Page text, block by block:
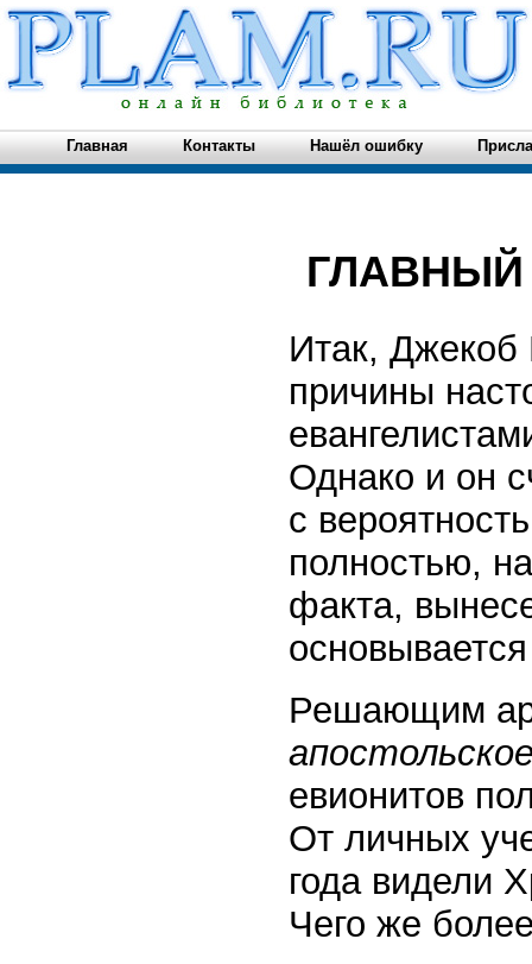
Главная Контакты Нашёл ошибку
ГЛАВНЫЙ
Итак, Джекоб
причины
Однако и он
с
полностью,
факта,
Решающим
евионитов
От личных
года видели
Чего же